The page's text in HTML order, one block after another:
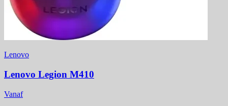
Lenovo
Lenovo Legion M410
Vanaf